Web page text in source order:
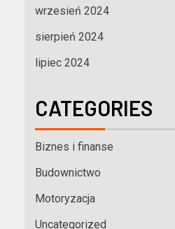
wrzesień 2024
sierpień 2024
lipiec 2024
CATEGORIES
Biznes i finanse
Budownictwo
Motoryzacja
Uncategorized